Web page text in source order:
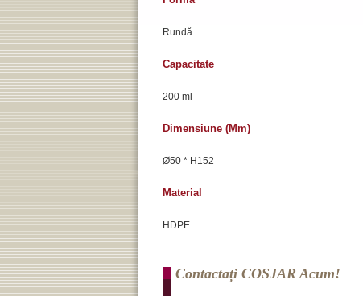
Rundă
Capacitate
200 ml
Dimensiune (mm)
Ø50 * H152
Material
HDPE
Contactați COSJAR Acum!